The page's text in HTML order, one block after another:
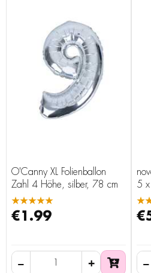
O'Canny XL Folienballon
Zahl 4 Höhe, silber, 78 cm
★★★★★
€1.99
5